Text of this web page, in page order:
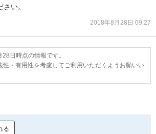
い。
2018年8月28日 09:27
日時点の情報です。
性・有用性を考慮してご利用いただくようお願いい
る